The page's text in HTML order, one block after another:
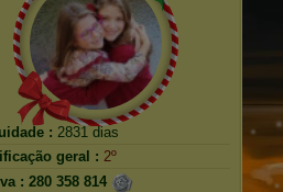
: 2831 dias
geral : 2º
: 280 358 814